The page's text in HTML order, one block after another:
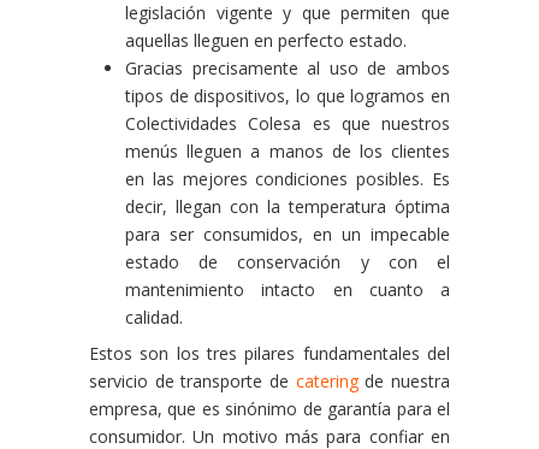
legislación vigente y que permiten que
aquellas lleguen en perfecto estado.
Gracias precisamente al uso de ambos
tipos de dispositivos, lo que logramos en
Colectividades Colesa es que nuestros
menús lleguen a manos de los clientes
en las mejores condiciones posibles. Es
decir, llegan con la temperatura óptima
para ser consumidos, en un impecable
estado de conservación y con el
mantenimiento intacto en cuanto a
calidad.
Estos son los tres pilares fundamentales del
servicio de transporte de cateringde nuestra
empresa, que es sinónimo de garantía para el
consumidor. Un motivo más para confiar en